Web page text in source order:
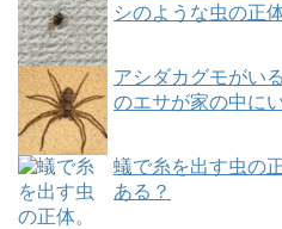
シのような虫の正
アシダカグモがい
のエサが家の中に
蟻で糸を出す虫の
ある？